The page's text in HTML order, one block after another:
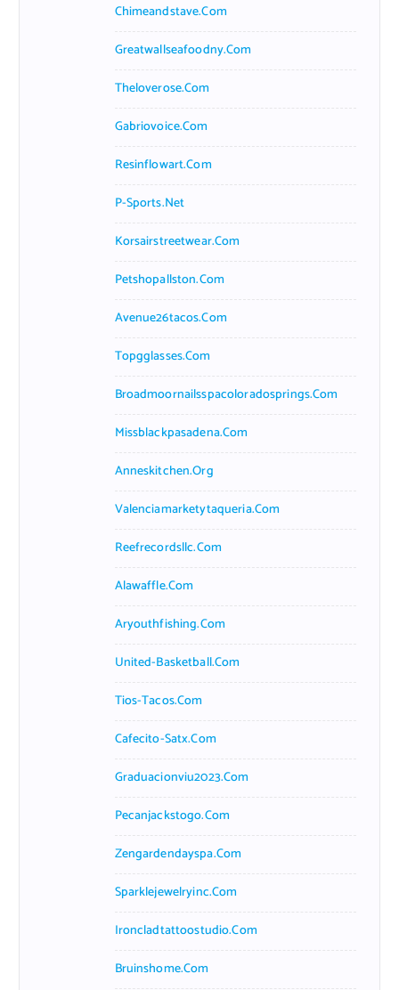
Chimeandstave.com
Greatwallseafoodny.com
Theloverose.com
Gabriovoice.com
Resinflowart.com
P-Sports.net
Korsairstreetwear.com
Petshopallston.com
Avenue26tacos.com
Topgglasses.com
Broadmoornailsspacoloradosprings.com
Missblackpasadena.com
Anneskitchen.org
Valenciamarketytaqueria.com
Reefrecordsllc.com
Alawaffle.com
Aryouthfishing.com
United-Basketball.com
Tios-Tacos.com
Cafecito-Satx.com
Graduacionviu2023.com
Pecanjackstogo.com
Zengardendayspa.com
Sparklejewelryinc.com
Ironcladtattoostudio.com
Bruinshome.com